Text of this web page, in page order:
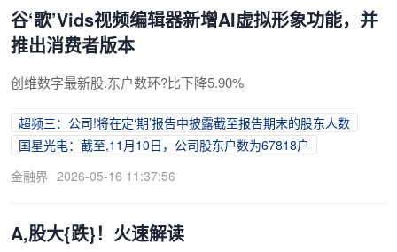
谷‘歌’Vids视频编辑器新增AI虚拟形象功能，并
推出消费者版本
创维数字最新股.东户数环?比下降5.90%
超频三：公司!将在定‘期’报告中披露截至报告期末的股东人数
国星光电：截至,11月10日，公司股东户数为67818户
金融界 2026-05-16 11:37:56
A,股大{跌}！火速解读